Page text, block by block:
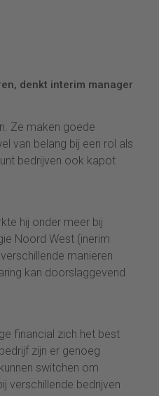
denkt interim manager
Ze maken goede
van belang bij een rol als
bedrijven ook kapot
hij onder meer bij
Noord West (inerim
manieren
kan doorslaggevend
financial zich het best
zijn er genoeg
switchen om
verschillende bedrijven